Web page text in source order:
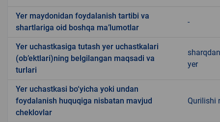
Yer maydonidan foydalanish tartibi va
shartlariga oid boshqa ma’lumotlar
-
Yer uchastkasiga tutash yer uchastkalari
(ob’ektlari)ning belgilangan maqsadi va
turlari
yer
Yer uchastkasi bo‘yicha yoki undan
foydalanish huquqiga nisbatan mavjud
cheklovlar
Qurilishi